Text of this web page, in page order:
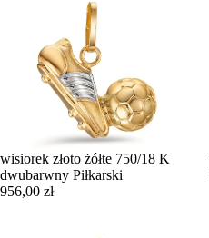
wisiorek złoto żółte 750/18 K
dwubarwny Piłkarski
956,00 zł